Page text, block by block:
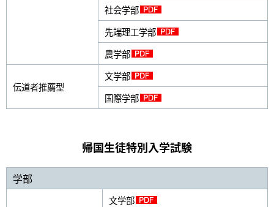
社会学部
先端理工学部
農学部
伝道者推薦型
文学部
国際学部
帰国生徒特別入学試験
学部
文学部